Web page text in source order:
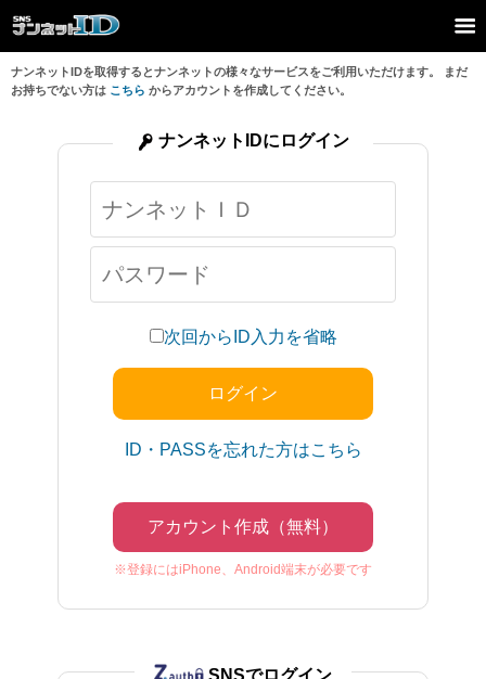
ナンネットIDを取得するとナンネットの様々なサービスをご利用いただけます。 まだ
お持ちでない方は こちら からアカウントを作成してください。
次回からID入力を省略
ID・PASSを忘れた方はこちら
アカウント作成（無料）
※登録にはiPhone、Android端末が必要です
ナンネットIDにログイン